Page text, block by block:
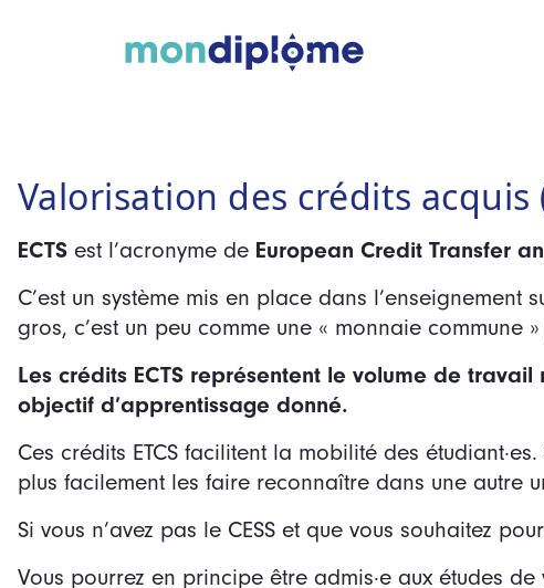
Valorisation des crédits acquis
ECTS est l’acronyme de European Credit Transfer
C’est un système mis en place dans
gros, c’est un peu comme une « monnaie commune
Les crédits ECTS représentent le volume de
objectif d’apprentissage donné.
Ces crédits ETCS facilitent la mobilité des
plus facilement les faire reconnaître dans une autre
Si vous n’avez pas le CESS et que vous souhaitez
Vous pourrez en principe être admis·e aux études